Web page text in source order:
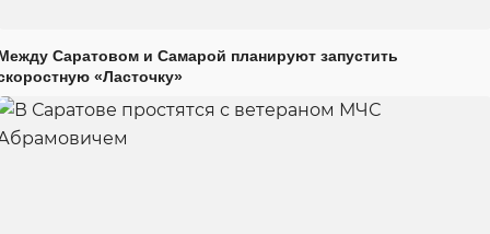
Саратовом и Самарой планируют запустить
«Ласточку»